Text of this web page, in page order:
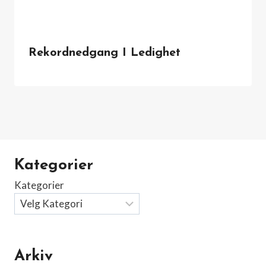
Rekordnedgang I Ledighet
Kategorier
Kategorier
Arkiv